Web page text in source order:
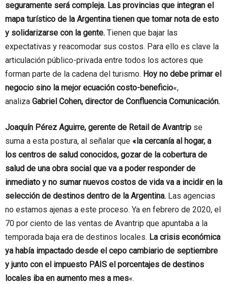
seguramente será compleja. Las provincias que integran el
mapa turístico de la Argentina tienen que tomar nota de esto
y solidarizarse con la gente. Tienen que bajar las
expectativas y reacomodar sus costos. Para ello es clave la
articulación público-privada entre todos los actores que
forman parte de la cadena del turismo. Hoy no debe primar el
negocio sino la mejor ecuación costo-beneficio«,
analiza Gabriel Cohen, director de Confluencia Comunicación.
Joaquín Pérez Aguirre, gerente de Retail de Avantrip se
suma a esta postura, al señalar que «la cercanía al hogar, a
los centros de salud conocidos, gozar de la cobertura de
salud de una obra social que va a poder responder de
inmediato y no sumar nuevos costos de vida va a incidir en la
selección de destinos dentro de la Argentina. Las agencias
no estamos ajenas a este proceso. Ya en febrero de 2020, el
70 por ciento de las ventas de Avantrip que apuntaba a la
temporada baja era de destinos locales. La crisis económica
ya había impactado desde el cepo cambiario de septiembre
y junto con el impuesto PAIS el porcentajes de destinos
locales iba en aumento mes a mes«.